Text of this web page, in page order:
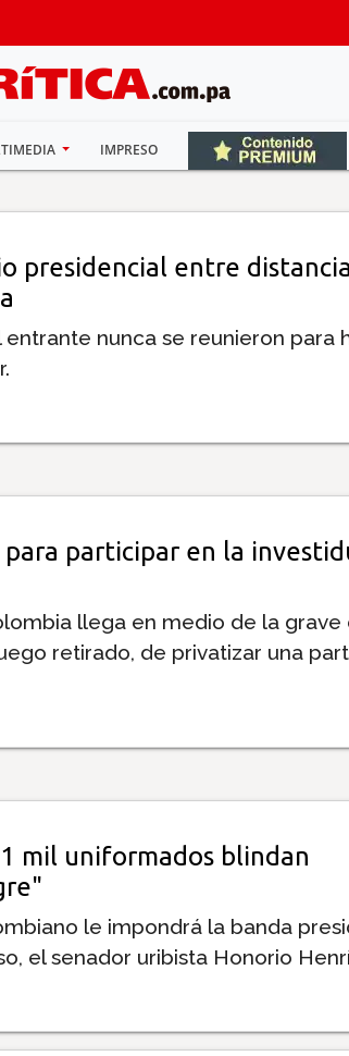
IMPRESO
presidencial entre
entrante nunca se reunieron para
participar en la
llega en medio de la grave
retirado, de privatizar una
mil uniformados blindan
le impondrá la banda
el senador uribista Honorio